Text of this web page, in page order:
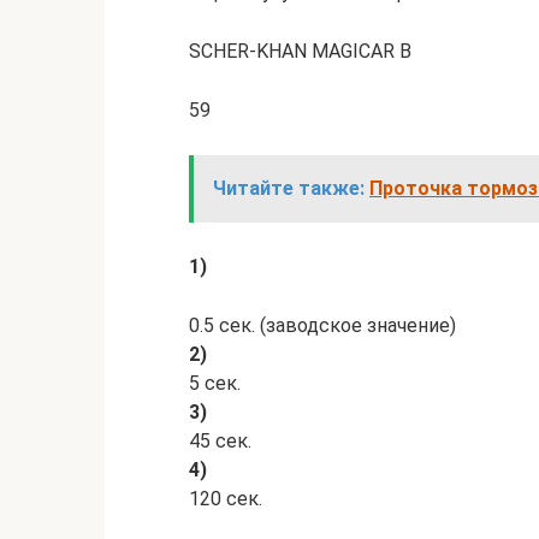
SCHER-KHAN MAGICAR B
59
Читайте также: Проточка
1)
0.5 сек. (заводское значение)
2)
5 сек.
3)
45 сек.
4)
120 сек.